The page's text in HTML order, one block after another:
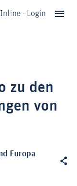
Inline - Login
zu den
von